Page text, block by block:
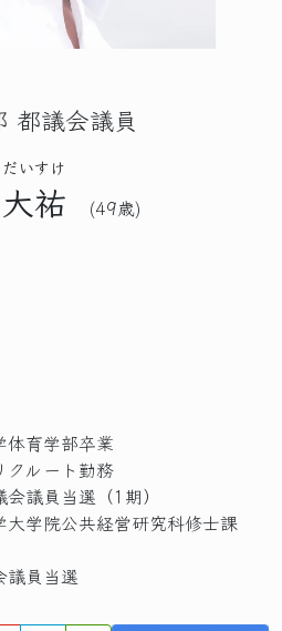
都議会議員
大祐
だいすけ
(49歳)
育学部卒業
ルート勤務
議員当選（1期）
学院公共経営研究科修士課
員当選